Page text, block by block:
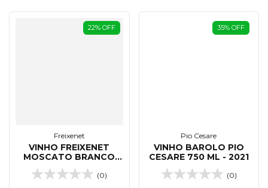
22% OFF
Freixenet
VINHO FREIXENET
MOSCATO BRANCO
SUAVE 750 ML
(0)
35% OFF
Pio Cesare
VINHO BAROLO PIO
CESARE 750 ML - 2021
(0)